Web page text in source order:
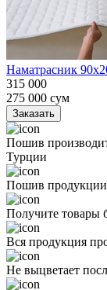
Наматрасник
315 000
275 000 сум
Заказать
Пошив
Турции
Пошив продукции
Получите товары
Вся продукция
Не выцветает